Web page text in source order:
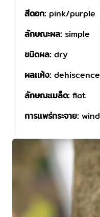
สีดอก: pink/purple
ลักษณะผล: simple
ชนิดผล: dry
ผลเเห้ง: dehiscence
ลักษณะเมล็ด: flat
การเเพร่กระจาย: wind